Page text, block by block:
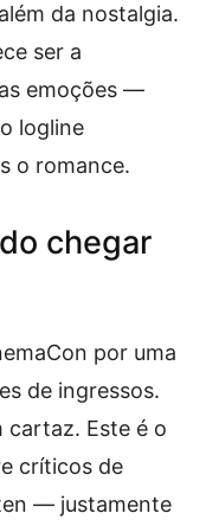
da nostalgia.
ser a
emoções —
logline
o romance.
chegar
por uma
de ingressos.
cartaz. Este é o
críticos de
— justamente